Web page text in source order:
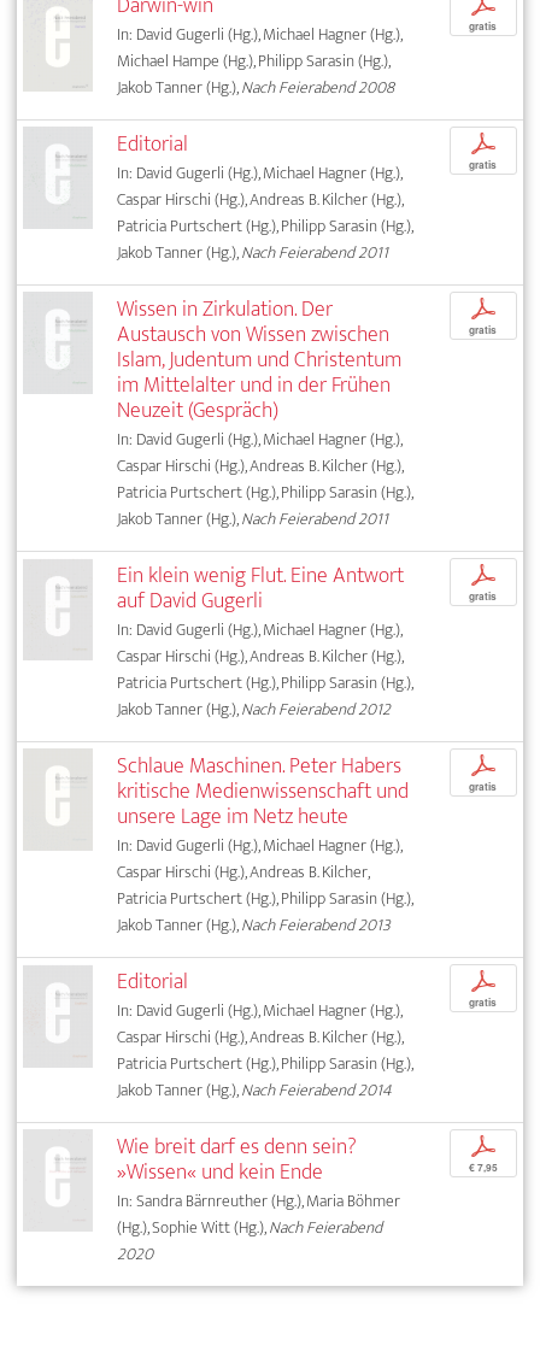
In: David Gugerli (Hg.), Michael Hagner (Hg.),
Michael Hampe (Hg.), Philipp Sarasin (Hg.),
Jakob Tanner (Hg.),Nach Feierabend 2008
p
gratis
Editorial
In: David Gugerli (Hg.), Michael Hagner (Hg.),
Caspar Hirschi (Hg.), Andreas B. Kilcher (Hg.),
Patricia Purtschert (Hg.), Philipp Sarasin (Hg.),
Jakob Tanner (Hg.),Nach Feierabend 2011
p
gratis
Wissen in Zirkulation. Der
Austausch von Wissen zwischen
Islam, Judentum und Christentum
im Mittelalter und in der Frühen
Neuzeit (Gespräch)
In: David Gugerli (Hg.), Michael Hagner (Hg.),
Caspar Hirschi (Hg.), Andreas B. Kilcher (Hg.),
Patricia Purtschert (Hg.), Philipp Sarasin (Hg.),
Jakob Tanner (Hg.),Nach Feierabend 2011
p
gratis
Ein klein wenig Flut. Eine Antwort
auf David Gugerli
In: David Gugerli (Hg.), Michael Hagner (Hg.),
Caspar Hirschi (Hg.), Andreas B. Kilcher (Hg.),
Patricia Purtschert (Hg.), Philipp Sarasin (Hg.),
Jakob Tanner (Hg.),Nach Feierabend 2012
p
gratis
Schlaue Maschinen. Peter Habers
kritische Medienwissenschaft und
unsere Lage im Netz heute
In: David Gugerli (Hg.), Michael Hagner (Hg.),
Caspar Hirschi (Hg.), Andreas B. Kilcher,
Patricia Purtschert (Hg.), Philipp Sarasin (Hg.),
Jakob Tanner (Hg.),Nach Feierabend 2013
p
gratis
Editorial
In: David Gugerli (Hg.), Michael Hagner (Hg.),
Caspar Hirschi (Hg.), Andreas B. Kilcher (Hg.),
Patricia Purtschert (Hg.), Philipp Sarasin (Hg.),
Jakob Tanner (Hg.),Nach Feierabend 2014
p
gratis
Wie breit darf es denn sein?
»Wissen« und kein Ende
In: Sandra Bärnreuther (Hg.), Maria Böhmer
(Hg.), Sophie Witt (Hg.),Nach Feierabend
2020
p
€ 7,95